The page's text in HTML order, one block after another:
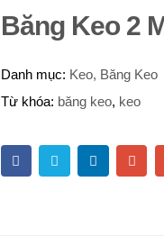
Băng Keo 2
Danh mục: Keo, Băng Keo
Từ khóa: băng keo, keo